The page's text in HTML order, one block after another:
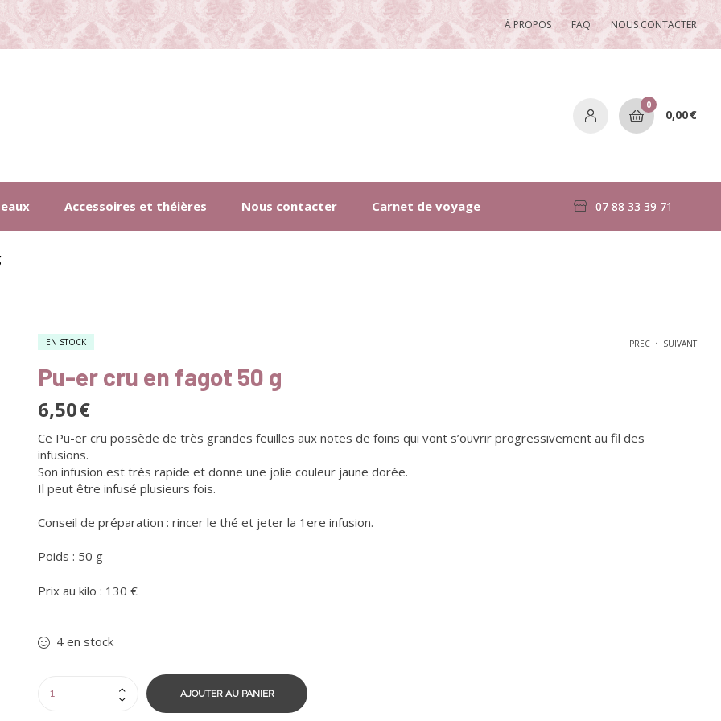
À PROPOS FAQ NOUS CONTACTER
0
0,00€
Accessoires et théières Nous contacter Carnet de voyage 07 88 33 39 71
PREC . SUIVANT
EN STOCK
Pu-er cru en fagot 50 g
6,50€
Ce Pu-er cru possède de très grandes feuilles aux notes de foins qui vont s’ouvrir progressivement au fil des
infusions.
Son infusion est très rapide et donne une jolie couleur jaune dorée.
Il peut être infusé plusieurs fois.
Conseil de préparation : rincer le thé et jeter la 1ere infusion.
Poids : 50 g
Prix au kilo : 130 €
4 en stock
AJOUTER AU PANIER